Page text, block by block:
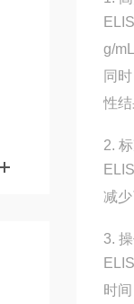
g/
同
性
2.
减
3.
时